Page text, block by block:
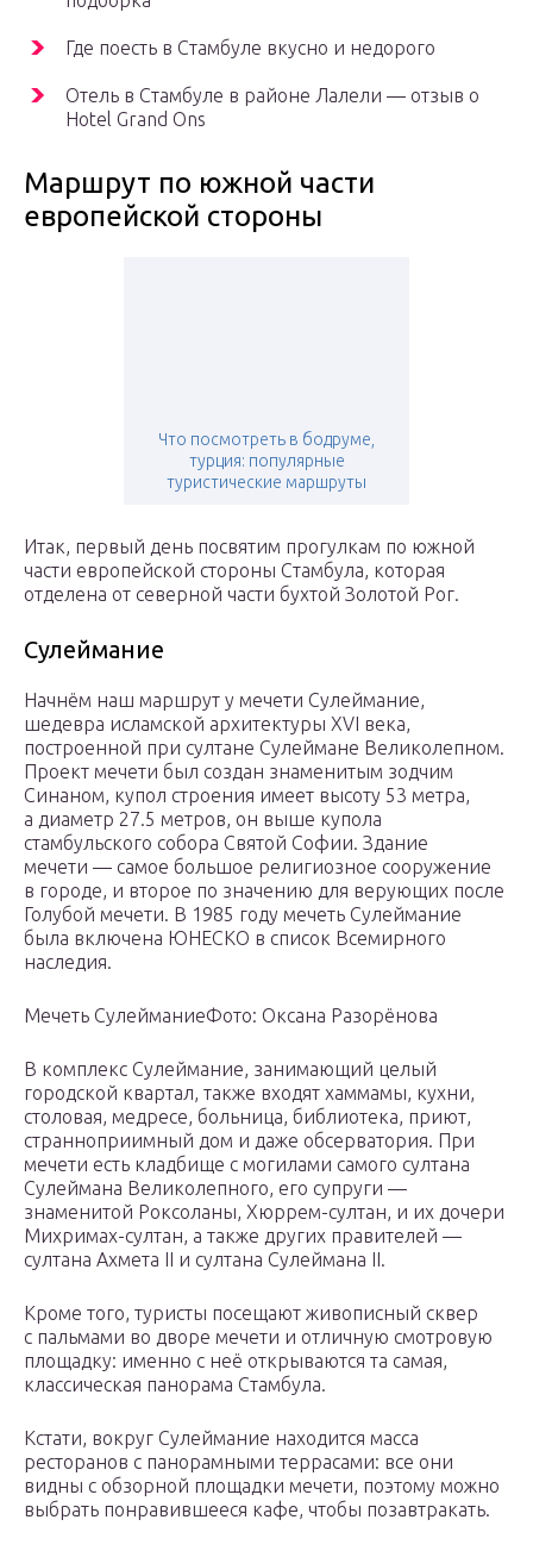
Где поесть в Стамбуле вкусно и недорого
Oтель в Стамбуле в районе Лалели — отзыв о
Hotel Grand Ons
Маршрут по южной части
европейской стороны
Что посмотреть в бодруме,
турция: популярные
туристические маршруты
Итак, первый день посвятим прогулкам по южной
части европейской стороны Стамбула, которая
отделена от северной части бухтой Золотой Рог.
Сулеймание
Начнём наш маршрут у мечети Сулеймание,
шедевра исламской архитектуры XVI века,
построенной при султане Сулеймане Великолепном.
Проект мечети был создан знаменитым зодчим
Синаном, купол строения имеет высоту 53 метра,
а диаметр 27.5 метров, он выше купола
стамбульского собора Святой Софии. Здание
мечети — самое большое религиозное сооружение
в городе, и второе по значению для верующих после
Голубой мечети. В 1985 году мечеть Сулеймание
была включена ЮНЕСКО в список Всемирного
наследия.
Мечеть СулейманиеФото: Оксана Разорёнова
В комплекс Сулеймание, занимающий целый
городской квартал, также входят хаммамы, кухни,
столовая, медресе, больница, библиотека, приют,
странноприимный дом и даже обсерватория. При
мечети есть кладбище с могилами самого султана
Сулеймана Великолепного, его супруги —
знаменитой Роксоланы, Хюррем-султан, и их дочери
Михримах-султан, а также других правителей —
султана Ахмета II и султана Сулеймана II.
Кроме того, туристы посещают живописный сквер
с пальмами во дворе мечети и отличную смотровую
площадку: именно с неё открываются та самая,
классическая панорама Стамбула.
Кстати, вокруг Сулеймание находится масса
ресторанов с панорамными террасами: все они
видны с обзорной площадки мечети, поэтому можно
выбрать понравившееся кафе, чтобы позавтракать.